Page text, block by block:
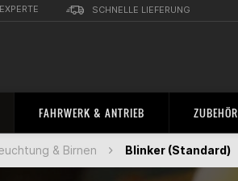
SCHNELLE LIEFERUNG
FAHRWERK & ANTRIEB ZUBEHÖR
& Birnen Blinker (Standard)